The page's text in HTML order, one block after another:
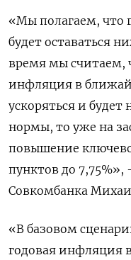
«Мы полагаем, что
будет оставаться
время мы считаем,
инфляция в
ускоряться и
нормы, то уже на
повышение
пунктов до 7,75%»,
Совкомбанка
«В базовом
годовая инфляция